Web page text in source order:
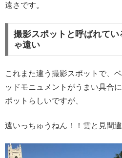
遠さです。
撮影スポットと呼ばれて
ゃ遠い
これまた違う撮影スポットで、
ッドモニュメントがうまい具合
ポットらしいですが、
遠いっちゅうねん！！雲と見間違